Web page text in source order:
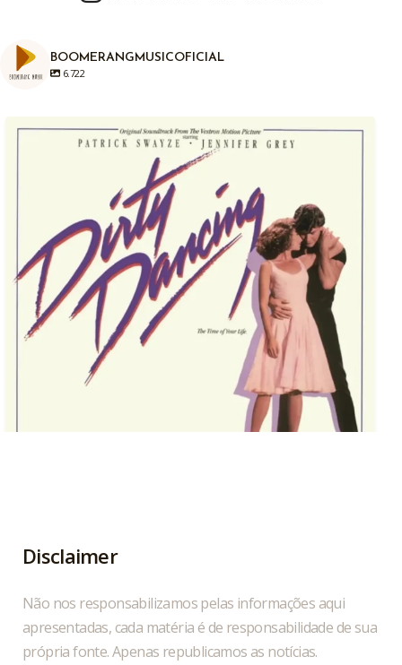
BOOMERANGMUSICOFICIAL
6.722
Em 04/08/1987, há exatamente anos atrás era...
1
Disclaimer
Não nos responsabilizamos pelas informações aqui
apresentadas, cada matéria é de responsabilidade de sua
própria fonte. Apenas republicamos as notícias.